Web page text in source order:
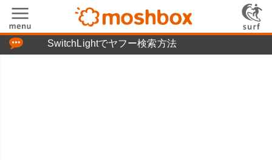
SwitchLightでヤフー検索方法
「つぶやき」の使い方